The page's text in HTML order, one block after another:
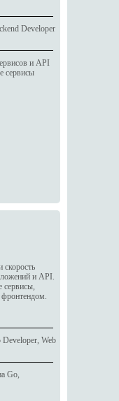
Developer
и API
сервисы
и API.
сервисы,
фронтендом.
Web
Go,